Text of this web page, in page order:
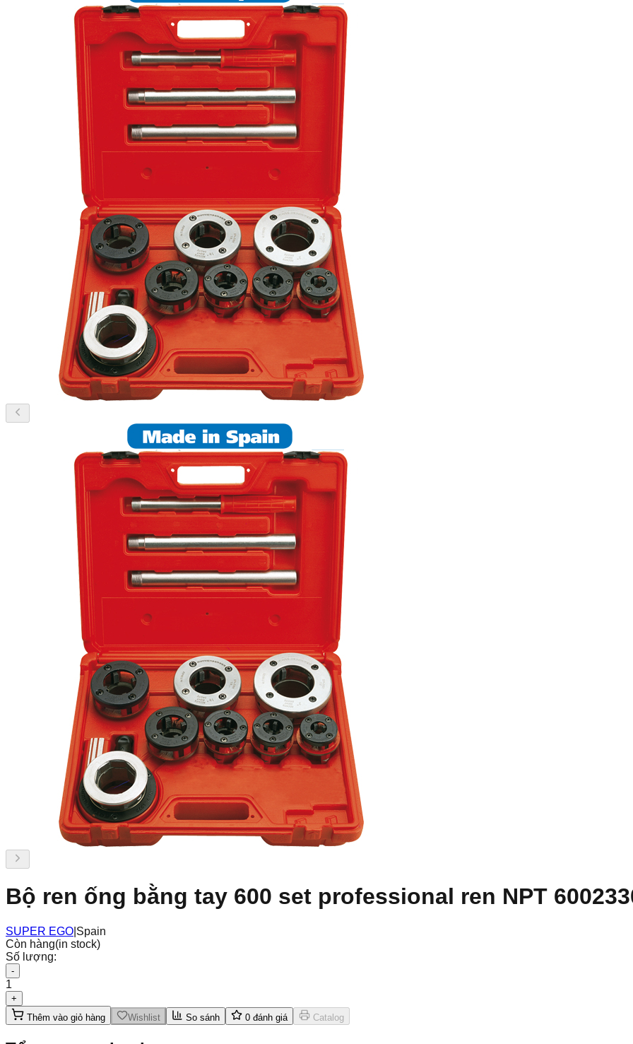
Bộ ren ống bằng tay 600 set professional ren NPT
SUPER EGO Spain
Còn hàng(in stock)
Số lượng:
-
1
+
Thêm vào giỏ hàng
Wishlist So sánh 0 đánh giá Catalog